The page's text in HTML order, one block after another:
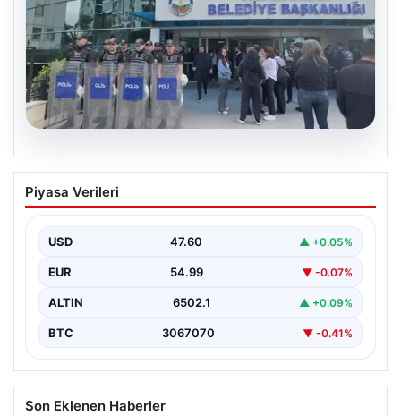
05.08.2026
Avcılar Belediyesi’ne operasyon. 12
şüpheli gözaltına alındı
Piyasa Verileri
USD 47.60 ▲ +0.05%
EUR 54.99 ▼ -0.07%
ALTIN 6502.1 ▲ +0.09%
BTC 3067070 ▼ -0.41%
Son Eklenen Haberler